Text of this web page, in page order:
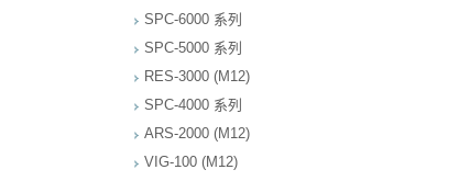
SPC-6000 系列
SPC-5000 系列
RES-3000 (M12)
SPC-4000 系列
ARS-2000 (M12)
VIG-100 (M12)